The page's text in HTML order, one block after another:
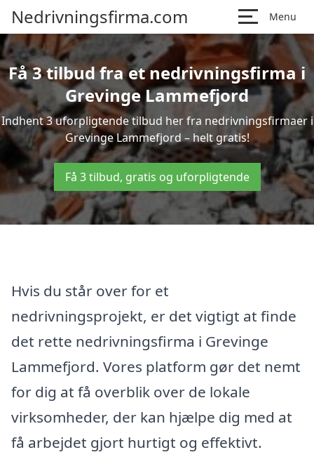
Nedrivningsfirma.com Menu
Få 3 tilbud fra et nedrivningsfirma i
Grevinge Lammefjord
Indhent 3 uforpligtende tilbud her fra nedrivningsfirmaer i
Grevinge Lammefjord – helt gratis!
Få 3 tilbud, gratis og uforpligtende
Hvis du står over for et
nedrivningsprojekt, er det vigtigt at finde
det rette nedrivningsfirma i Grevinge
Lammefjord. Vores platform gør det nemt
for dig at få overblik over de lokale
virksomheder, der kan hjælpe dig med at
få arbejdet gjort hurtigt og effektivt.